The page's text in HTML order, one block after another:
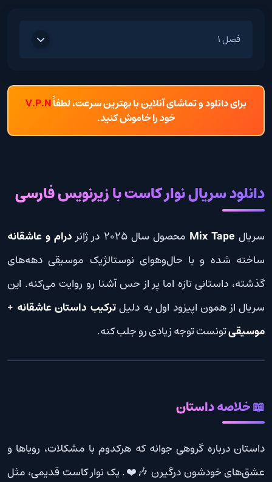
فصل 1
برای دانلود و تماشای آنلاین با بهترین سرعت، لطفاًV.P.N
خود را خاموش کنید.
دانلود سریال نوار کاست با زیرنویس فارسی
سریالMix Tape محصول سال 2025 در ژانر
درام و عاشقانه
ساخته شده و با حال‌وهوای نوستالژیک موسیقی دهه‌های
گذشته، داستانی تازه اما پر از حس آشنا رو روایت می‌کنه. این
سریال از همون اپیزود اول به دلیلترکیب داستان عاشقانه +
موسیقیتونست توجه زیادی رو جلب کنه.
📖 خلاصه داستان
داستان درباره گروهی جوانه که هرکدوم با مشکلات، رویاها و
عشق‌های خودشون درگیرن 🎶❤️. یک نوار کاست قدیمی، مثل